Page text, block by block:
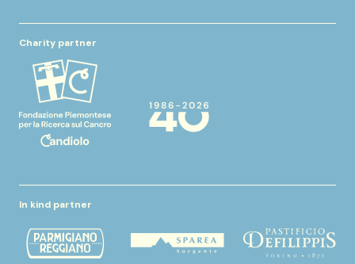
Charity partner
In kind partner